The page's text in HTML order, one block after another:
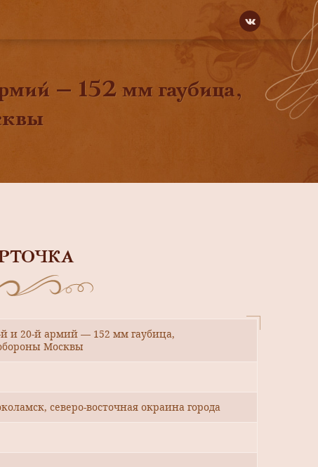
— 152 мм гаубица,
и 20-й армий — 152 мм гаубица,
Москвы
северо-восточная окраина города